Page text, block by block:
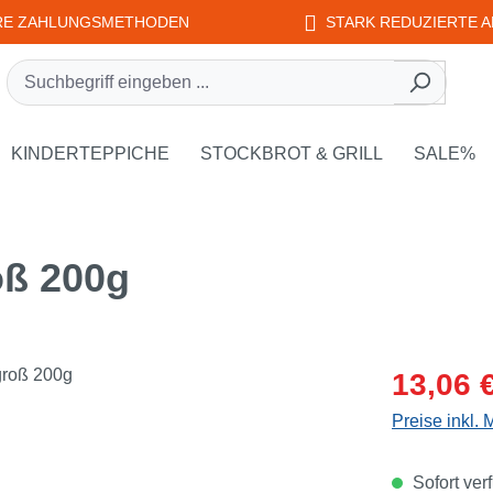
ZAHLUNGSMETHODEN STARK REDUZIERTE
EDUPLAY
der Kategorie WEPLAY
KINDERTEPPICHE STOCKBROT & GRILL SALE%
200g
13,06
Preise inkl.
Sofort